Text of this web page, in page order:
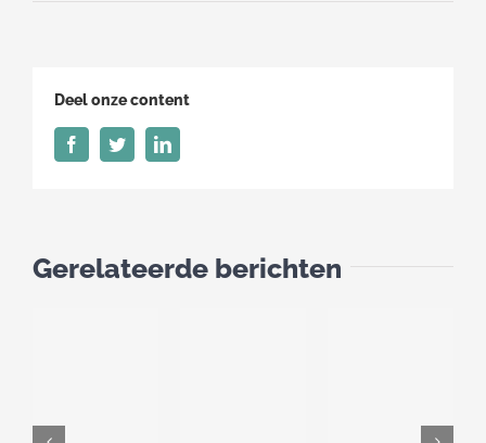
Deel onze content
FacebookTwitterLinkedIn
Gerelateerde berichten